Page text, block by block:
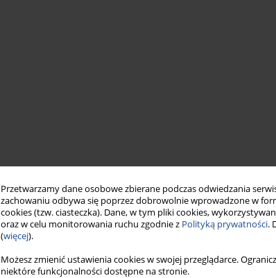
Przetwarzamy dane osobowe zbierane podczas odwiedzania
zachowaniu odbywa się poprzez dobrowolnie wprowadzone w
cookies (tzw. ciasteczka). Dane, w tym pliki cookies,
oraz w celu monitorowania ruchu zgodnie z Polityką prywatności.
(więcej).
Możesz zmienić ustawienia cookies w swojej przeglądarce.
niektóre funkcjonalności dostępne na stronie.